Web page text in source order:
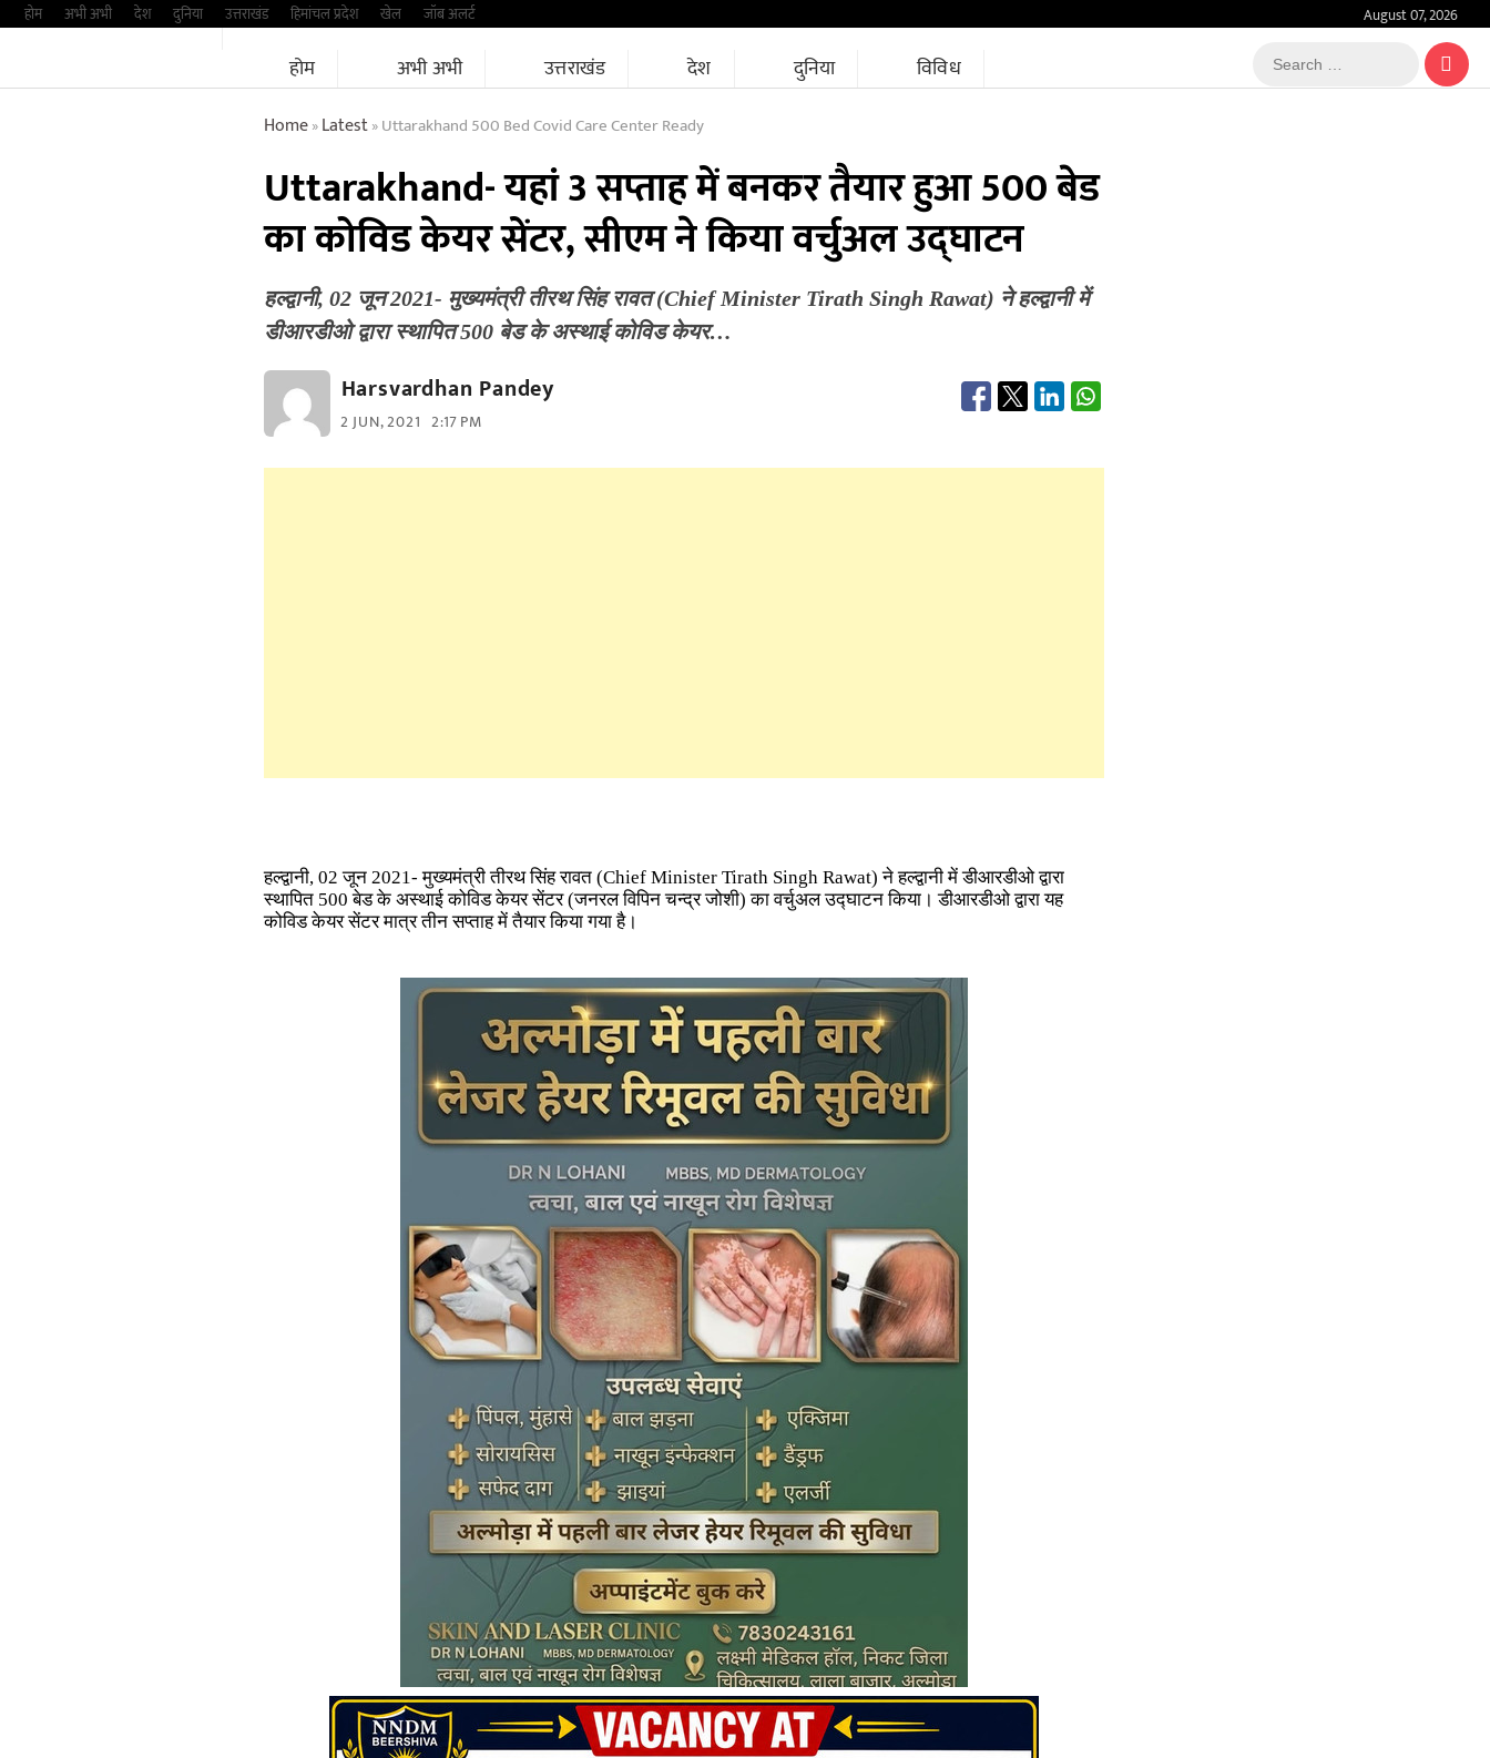
Skipहोम अभी अभी देश दुनिया उत्तराखंड हिमांचल प्रदेश खेल जॉब अलर्ट August 07, 2026
होम अभी अभी उत्तराखंड देश दुनिया विविध
Search
…
Home»Latest»Uttarakhand 500 Bed Covid Care Center Ready
Uttarakhand- यहां 3 सप्ताह में बनकर तैयार हुआ 500 बेड
का कोविड केयर सेंटर, सीएम ने किया वर्चुअल उद्घाटन
हल्द्वानी, 02 जून 2021- मुख्यमंत्री तीरथ सिंह रावत (Chief Minister Tirath Singh Rawat) ने हल्द्वानी में
डीआरडीओ द्वारा स्थापित 500 बेड के अस्थाई कोविड केयर…
Harsvardhan Pandey
2 JUN, 2021 2:17 PM
हल्द्वानी, 02 जून 2021- मुख्यमंत्री तीरथ सिंह रावत (Chief Minister Tirath Singh Rawat) ने हल्द्वानी में डीआरडीओ द्वारा
स्थापित 500 बेड के अस्थाई कोविड केयर सेंटर (जनरल विपिन चन्द्र जोशी) का वर्चुअल उद्घाटन किया। डीआरडीओ द्वारा यह
कोविड केयर सेंटर मात्र तीन सप्ताह में तैयार किया गया है।